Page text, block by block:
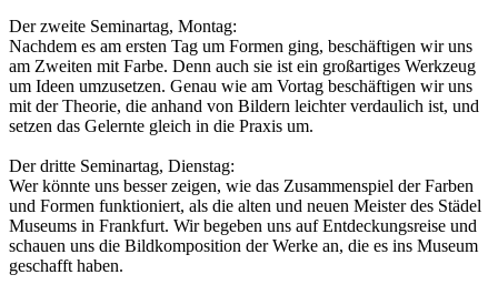
Der zweite Seminartag, Montag:
Nachdem es am ersten Tag um Formen ging, beschäftigen wir uns
am Zweiten mit Farbe. Denn auch sie ist ein großartiges Werkzeug
um Ideen umzusetzen. Genau wie am Vortag beschäftigen wir uns
mit der Theorie, die anhand von Bildern leichter verdaulich ist, und
setzen das Gelernte gleich in die Praxis um.
Der dritte Seminartag, Dienstag:
Wer könnte uns besser zeigen, wie das Zusammenspiel der Farben
und Formen funktioniert, als die alten und neuen Meister des Städel
Museums in Frankfurt. Wir begeben uns auf Entdeckungsreise und
schauen uns die Bildkomposition der Werke an, die es ins Museum
geschafft haben.